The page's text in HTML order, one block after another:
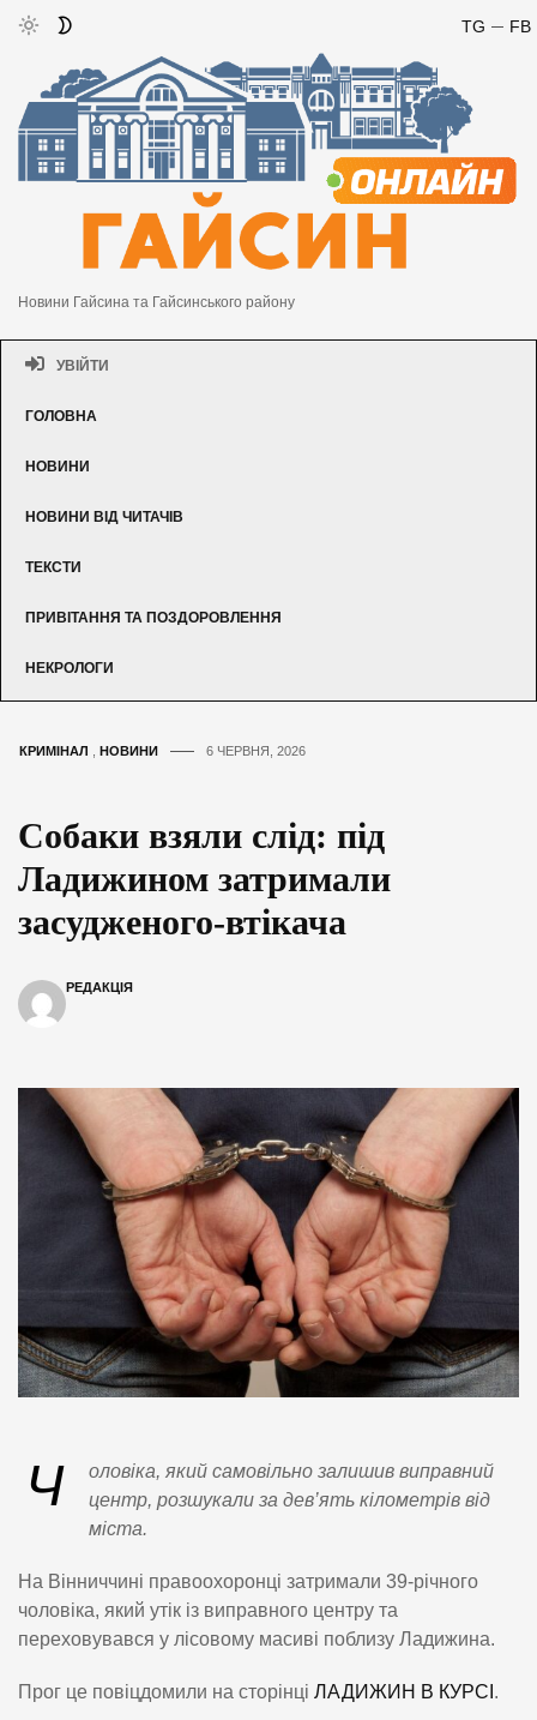
FB
TG
Новини Гайсина та Гайсинського району
УВІЙТИ
ГОЛОВНА
НОВИНИ
НОВИНИ ВІД ЧИТАЧІВ
ТЕКСТИ
ПРИВІТАННЯ ТА ПОЗДОРОВЛЕННЯ
НЕКРОЛОГИ
КРИМІНАЛ НОВИНИ 6 ЧЕРВНЯ, 2026
Собаки взяли слід: під
Ладижином затримали
засудженого-втікача
РЕДАКЦІЯ
Ч
оловіка, який самовільно залишив виправний
центр, розшукали за дев’ять кілометрів від
міста.
На Вінниччині правоохоронці затримали 39-річного
чоловіка, який утік із виправного центру та
переховувався у лісовому масиві поблизу Ладижина.
Прог це повіцдомили на сторінці ЛАДИЖИН В КУРСІ .